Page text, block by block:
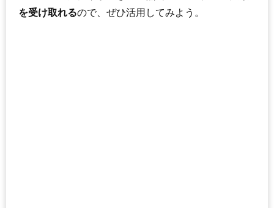
を受け取れるので、ぜひ活用してみよう。